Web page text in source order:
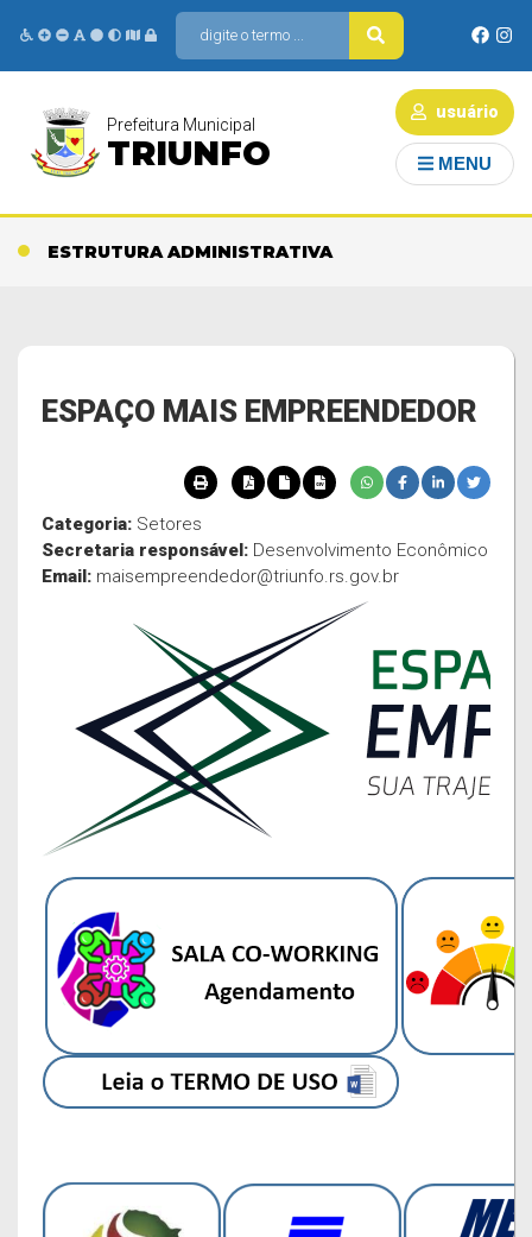
usuário
Prefeitura Municipal
TRIUNFO MENU
ESTRUTURA ADMINISTRATIVA
ESPAÇO MAIS EMPREENDEDOR
Categoria: Setores
Secretaria responsável: Desenvolvimento Econômico
Email: maisempreendedor@triunfo.rs.gov.br